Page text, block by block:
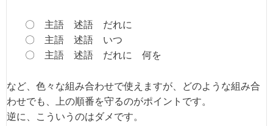
〇 主語 述語 だれに
〇 主語 述語 いつ
〇 主語 述語 だれに 何を
など、色々な組み合わせで使えますが、どのような組み合
わせでも、上の順番を守るのがポイントです。
逆に、こういうのはダメです。